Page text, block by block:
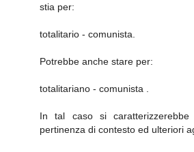
stia per:
totalitario - comunista.
Potrebbe anche stare per:
totalitariano - comunista .
In tal caso si
pertinenza di contesto ed ulteriori